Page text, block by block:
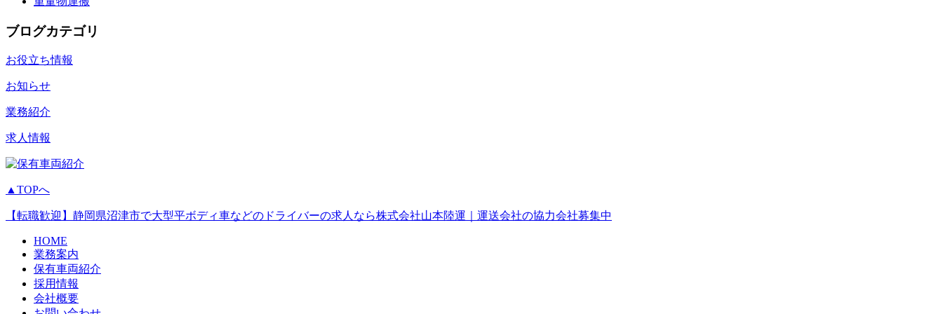
ブログカテゴリ
お役立ち情報
お知らせ
業務紹介
求人情報
▲TOPへ
【転職歓迎】静岡県沼津市で大型平ボディ車などのドライバーの求人なら株式会社山本陸運｜運送会社の協力会社募集中
HOME
業務案内
保有車両紹介
採用情報
会社概要